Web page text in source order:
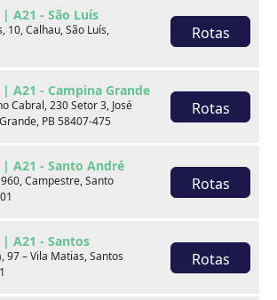
| A21 - São Luís
10, Calhau, São Luís,
Rotas
| A21 - Campina Grande
Cabral, 230 Setor 3, José
PB 58407-475
Rotas
| A21 - Santo André
Campestre, Santo
Rotas
| A21 - Santos
97 – Vila Matias, Santos
Rotas
Câmera de Ré
Botão Start/Stop
Alerta de pressão dos
estacionamento traseiro